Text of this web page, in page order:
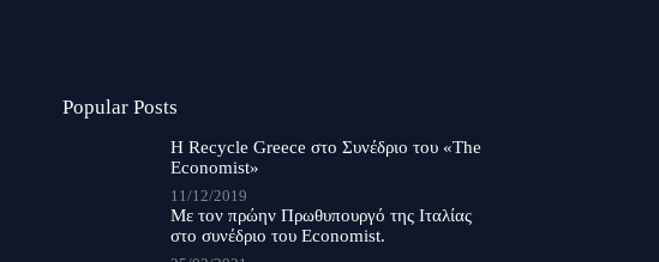
Popular Posts
Η Recycle Greece στο Συνέδριο του «The
Economist»
11/12/2019
Με τον πρώην Πρωθυπουργό της Ιταλίας
στο συνέδριο του Economist.